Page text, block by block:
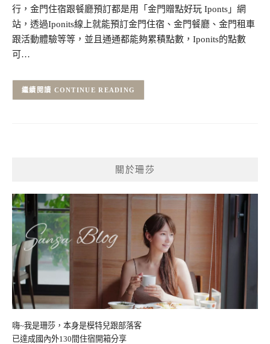
行，金門住宿跟餐廳預訂都是用「金門贈點好玩 Iponts」網
站，透過Iponits線上就能預訂金門住宿、金門餐廳、金門租車
跟活動體驗等等，並且通通都能夠累積點數，Iponits的點數
可…
CONTINUE READING
關於珊莎
嗨~我是珊莎，本身是模特兒跟部落客
已達成國內外130間住宿開箱分享